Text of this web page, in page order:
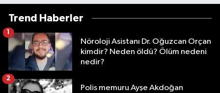
Trend Haberler
Nöroloji Asistanı Dr. Oğuzcan Orçan
kimdir? Neden öldü? Ölüm nedeni
nedir?
1
Polis memuru Ayşe Akdoğan
2